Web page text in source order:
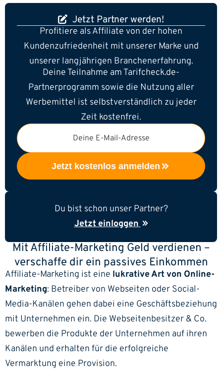
Jetzt Partner werden!
Profitiere als Affiliate von der hohen
Kundenzufriedenheit mit unserer Marke und
unserer langjährigen Branchenerfahrung.
Deine Teilnahme am Tarifcheck.de-
Partnerprogramm sowie die Nutzung aller
Werbemittel ist selbstverständlich zu jeder
Zeit kostenfrei.
Deine E-Mail-Adresse
Jetzt kostenlos anmelden
Du bist schon unser Partner?
Jetzt einloggen
Mit Affiliate-Marketing Geld verdienen –
verschaffe dir ein passives Einkommen
Affiliate-Marketing ist eine lukrative Art von Online-
Marketing: Betreiber von Webseiten oder Social-
Media-Kanälen gehen dabei eine Geschäftsbeziehung
mit Unternehmen ein. Die Webseitenbesitzer & Co.
bewerben die Produkte der Unternehmen auf ihren
Kanälen und erhalten für die erfolgreiche
Vermarktung eine Provision.